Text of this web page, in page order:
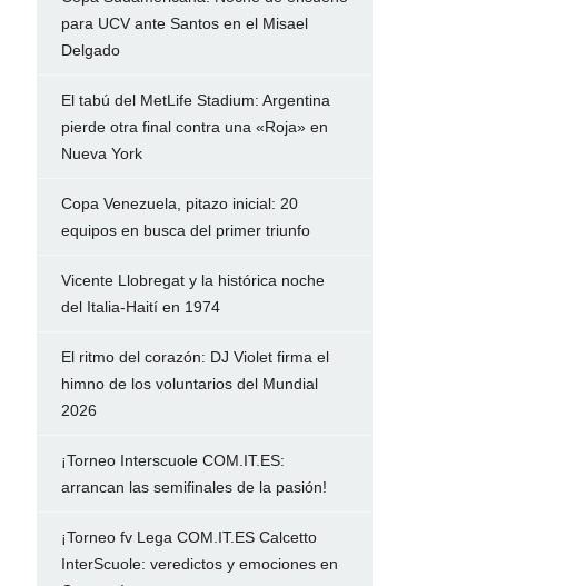
para UCV ante Santos en el Misael
Delgado
El tabú del MetLife Stadium: Argentina
pierde otra final contra una «Roja» en
Nueva York
Copa Venezuela, pitazo inicial: 20
equipos en busca del primer triunfo
Vicente Llobregat y la histórica noche
del Italia-Haití en 1974
El ritmo del corazón: DJ Violet firma el
himno de los voluntarios del Mundial
2026
¡Torneo Interscuole COM.IT.ES:
arrancan las semifinales de la pasión!
¡Torneo fv Lega COM.IT.ES Calcetto
InterScuole: veredictos y emociones en